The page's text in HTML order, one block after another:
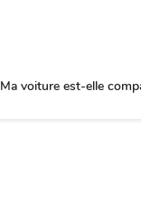
Ma voiture est-elle